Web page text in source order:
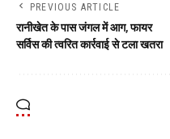
PREVIOUS ARTICLE
रानीखेत के पास जंगल में आग, फायर
सर्विस की त्वरित कार्रवाई से टला खतरा